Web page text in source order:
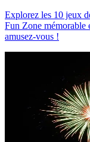
Explorez les 10 jeux
Fun Zone mémorable
amusez-vous !